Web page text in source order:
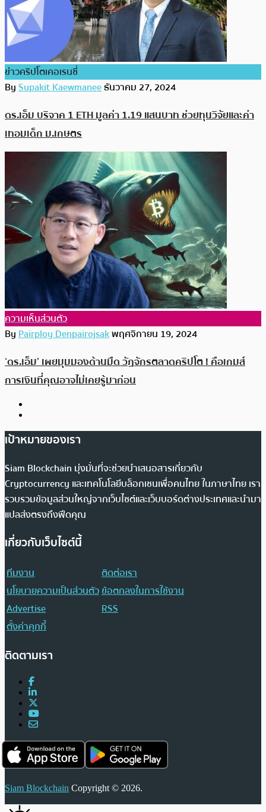
ข่าวคริปโตเคอเรนซี่
BySupakit Kaewmaneeธันวาคม 27, 2024
ดร.เอ็ม บริจาค 1 ETH มูลค่า 1.19 แสนบาท ช่วยทุนวิจัยและค่า
เทอมเด็ก ม.เกษตร
ความเห็นส่วนตัว
ByPairploy Denpairojsakพฤศจิกายน 19, 2024
‘ดร.เอ็ม’ เผยมุมมองด้านมืด วัฏจักรตลาดคริปโต ! คือเกมส์
การเงินที่คุณอาจไม่เคยรู้มาก่อน
เป้าหมายของเรา
Siam Blockchain มุ่งมั่นที่จะช่วยนำเสนอสารเกี่ยวกับ
Cryptocurrency และเทคโนโลยีบล็อกเชนเพื่อคนไทย ในภาษาไทย เรา
รวบรวมข้อมูลส่วนใหญ่จากเว็บไซต์และเว็บบอร์ดต่างประเทศและนำมา
แปลส่งตรงถึงฟีดคุณ
เกี่ยวกับเว็บไซต์นี้
ทีมงาน
ติดต่อเรา
นโยบายความเป็นส่วนตัวข้อตกลงในการใช้งาน
Advertise
RSS
ตั้งค่าคุกกี้
ติดตามเรา
Siam Blockchain Copyright © 2026.